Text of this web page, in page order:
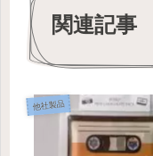
関連記事
他社製品